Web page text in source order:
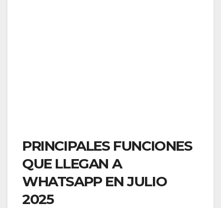
PRINCIPALES FUNCIONES
QUE LLEGAN A
WHATSAPP EN JULIO
2025